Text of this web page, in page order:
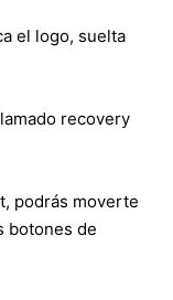
el logo, suelta
recovery
podrás moverte
botones de